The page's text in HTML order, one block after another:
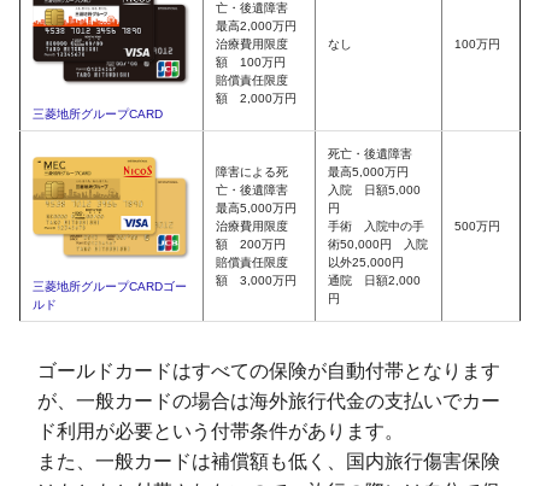
三菱地所グループCARD
亡・後遺障害
最高2,000万円
治療費用限度
額 100万円
賠償責任限度
額 2,000万円
なし 100万円
三菱地所グループCARDゴー
ルド
障害による死
亡・後遺障害
最高5,000万円
治療費用限度
額 200万円
賠償責任限度
額 3,000万円
死亡・後遺障害
最高5,000万円
入院 日額5,000
円
手術 入院中の手
術50,000円 入院
以外25,000円
通院 日額2,000
円
500万円
ゴールドカードはすべての保険が自動付帯となります
が、一般カードの場合は海外旅行代金の支払いでカー
ド利用が必要という付帯条件があります。
また、一般カードは補償額も低く、国内旅行傷害保険